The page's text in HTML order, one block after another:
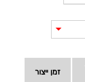
זמן ייצור